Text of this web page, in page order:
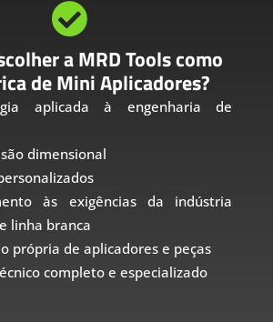

a MRD Tools como
de Mini Aplicadores?
aplicada à engenharia de
dimensional
às exigências da indústria
linha branca
própria de aplicadores e peças
completo e especializado